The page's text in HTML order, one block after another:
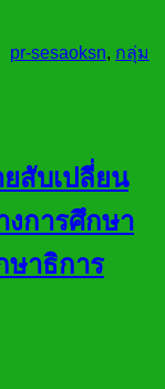
pr-sesaoksn, กลุ่ม
สับเปลี่ยน
งการศึกษา
ษาธิการ